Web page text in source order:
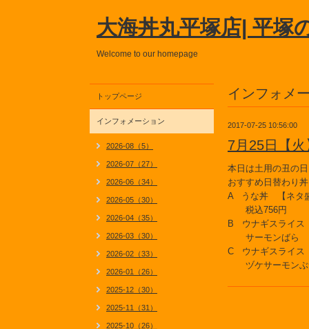
大海丼丸平塚店| 平塚
Welcome to our homepage
インフォメ
2017-07-25 10:56:00
7月25日【
本日は土用の丑の日
おすすめ日替わり丼
A うな丼 【ネタ
税込756円
B ウナギスライ
サーモンばら
C ウナギスライ
ヅケサーモンぶ
トップページ
インフォメーション
2026-08（5）
2026-07（27）
2026-06（34）
2026-05（30）
2026-04（35）
2026-03（30）
2026-02（33）
2026-01（26）
2025-12（30）
2025-11（31）
2025-10（26）